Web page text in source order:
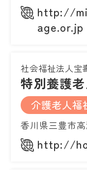
http://
age.or.jp
社会福祉法人宝
特別養護
介護老人福
香川県三豊市
http://